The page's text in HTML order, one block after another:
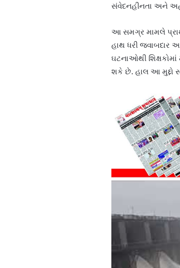
સંવેદનહીનતા અને
આ સમગ્ર મામલે
હાથ ધરી જવાબદાર
ઘટનાઓથી
શકે છે. હાલ આ મુદ્દો